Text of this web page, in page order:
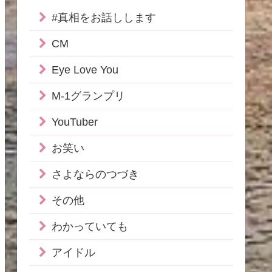
#真相をお話しします
CM
Eye Love You
M-1グランプリ
YouTuber
お笑い
さよならのつづき
その他
わかっていても
アイドル